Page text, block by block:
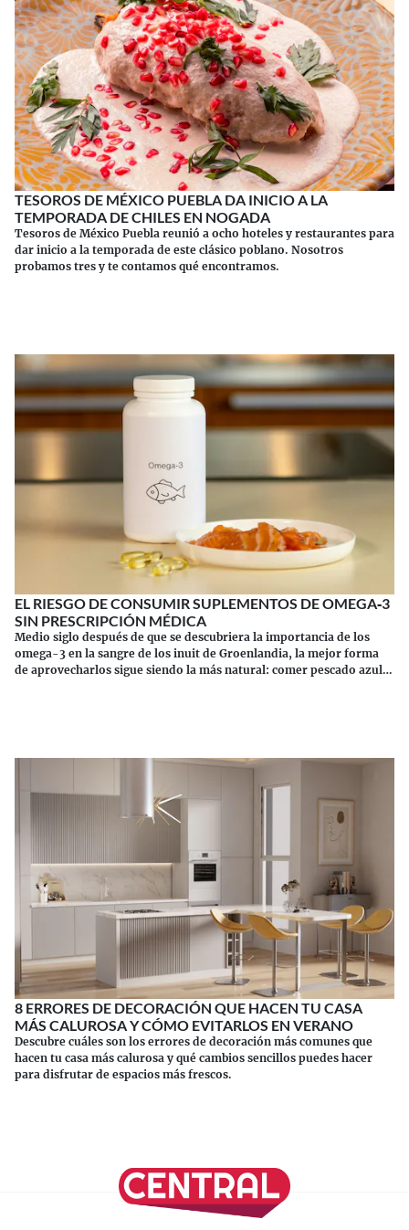
TESOROS DE MÉXICO PUEBLA DA INICIO A LA
TEMPORADA DE CHILES EN NOGADA
Tesoros de México Puebla reunió a ocho hoteles y restaurantes para
dar inicio a la temporada de este clásico poblano. Nosotros
probamos tres y te contamos qué encontramos.
EL RIESGO DE CONSUMIR SUPLEMENTOS DE OMEGA‑3
SIN PRESCRIPCIÓN MÉDICA
Medio siglo después de que se descubriera la importancia de los
omega-3 en la sangre de los inuit de Groenlandia, la mejor forma
de aprovecharlos sigue siendo la más natural: comer pescado azul.
8 ERRORES DE DECORACIÓN QUE HACEN TU CASA
MÁS CALUROSA Y CÓMO EVITARLOS EN VERANO
Descubre cuáles son los errores de decoración más comunes que
hacen tu casa más calurosa y qué cambios sencillos puedes hacer
para disfrutar de espacios más frescos.